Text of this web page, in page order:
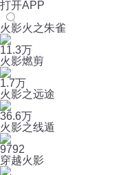
打开APP
火影火之朱雀
11.3万
火影燃剪
1.7万
火影之远途
36.6万
火影之线遁
9792
穿越火影